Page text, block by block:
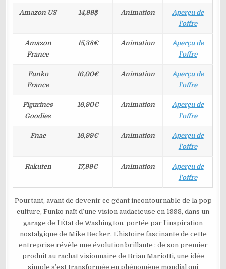
Amazon US 14,99$ Animation
Aperçu de
l’offre
Amazon
France
15,38€ Animation
Aperçu de
l’offre
Funko
France
16,00€ Animation
Aperçu de
l’offre
Figurines
Goodies
16,90€ Animation
Aperçu de
l’offre
Fnac 16,99€ Animation
Aperçu de
l’offre
Rakuten 17,99€ Animation
Aperçu de
l’offre
Pourtant, avant de devenir ce géant incontournable de la pop
culture, Funko naît d’une vision audacieuse en 1998, dans un
garage de l’État de Washington, portée par l’inspiration
nostalgique de Mike Becker. L’histoire fascinante de cette
entreprise révèle une évolution brillante : de son premier
produit au rachat visionnaire de Brian Mariotti, une idée
simple s’est transformée en phénomène mondial qui